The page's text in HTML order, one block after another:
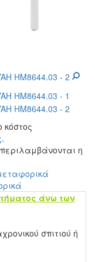
κόστος
.
η
άνω των
σπιτιού ή